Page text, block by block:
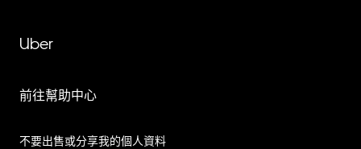
Uber
前往幫助中心
不要出售或分享我的個人資料